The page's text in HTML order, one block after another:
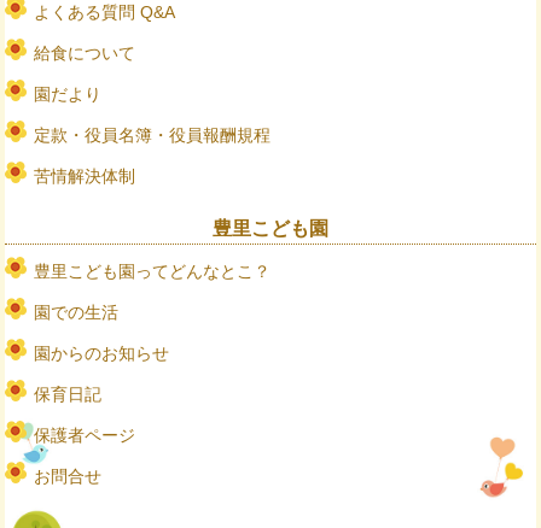
よくある質問 Q&A
給食について
園だより
定款・役員名簿・役員報酬規程
苦情解決体制
豊里こども園
豊里こども園ってどんなとこ？
園での生活
園からのお知らせ
保育日記
保護者ページ
お問合せ